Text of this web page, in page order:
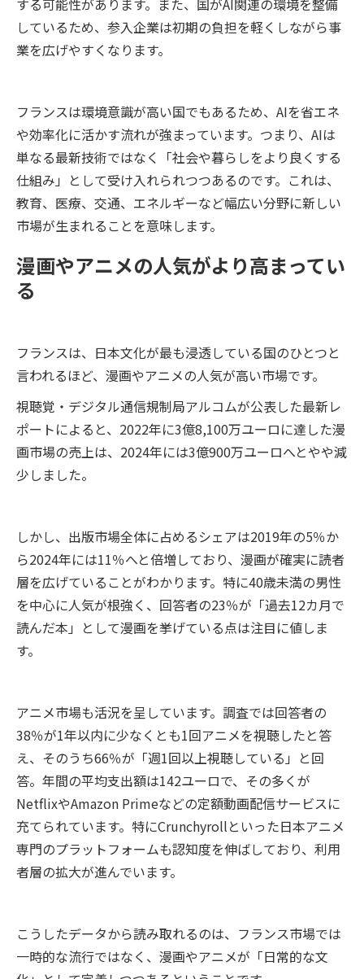
する可能性があります。また、国がAI関連の環境を整備
しているため、参入企業は初期の負担を軽くしながら事
業を広げやすくなります。
フランスは環境意識が高い国でもあるため、AIを省エネ
や効率化に活かす流れが強まっています。つまり、AIは
単なる最新技術ではなく「社会や暮らしをより良くする
仕組み」として受け入れられつつあるのです。これは、
教育、医療、交通、エネルギーなど幅広い分野に新しい
市場が生まれることを意味します。
漫画やアニメの人気がより高まってい
る
フランスは、日本文化が最も浸透している国のひとつと
言われるほど、漫画やアニメの人気が高い市場です。
視聴覚・デジタル通信規制局アルコムが公表した最新レ
ポートによると、2022年に3億8,100万ユーロに達した漫
画市場の売上は、2024年には3億900万ユーロへとやや減
少しました。
しかし、出版市場全体に占めるシェアは2019年の5％か
ら2024年には11％へと倍増しており、漫画が確実に読者
層を広げていることがわかります。特に40歳未満の男性
を中心に人気が根強く、回答者の23％が「過去12カ月で
読んだ本」として漫画を挙げている点は注目に値しま
す。
アニメ市場も活況を呈しています。調査では回答者の
38％が1年以内に少なくとも1回アニメを視聴したと答
え、そのうち66％が「週1回以上視聴している」と回
答。年間の平均支出額は142ユーロで、その多くが
NetflixやAmazon Primeなどの定額動画配信サービスに
充てられています。特にCrunchyrollといった日本アニメ
専門のプラットフォームも認知度を伸ばしており、利用
者層の拡大が進んでいます。
こうしたデータから読み取れるのは、フランス市場では
一時的な流行ではなく、漫画やアニメが「日常的な文